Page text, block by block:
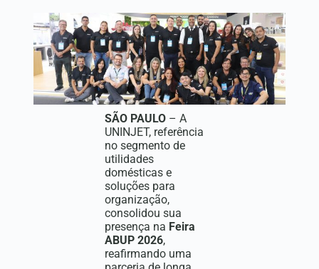
SÃO PAULO– A
UNINJET, referência
no segmento de
utilidades
domésticas e
soluções para
organização,
consolidou sua
presença na Feira
ABUP 2026,
reafirmando uma